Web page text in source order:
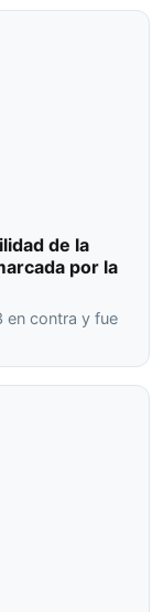
de la
por la
en contra y fue